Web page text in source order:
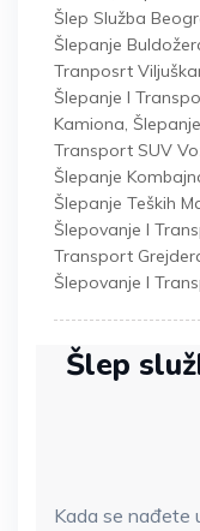
Šlep Služba
Šlepanje
Tranposrt
Šlepanje I
Kamiona,
Transport SUV
Šlepanje
Šlepanje Teških
Šlepovanje I
Transport
Šlepovanje I
Šlep
Kada se nađete